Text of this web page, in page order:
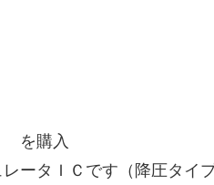
を購入
ータＩＣです（降圧タイ